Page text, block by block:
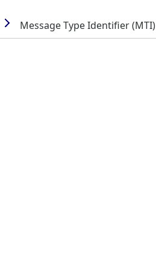
Message Type Identifier (MTI)